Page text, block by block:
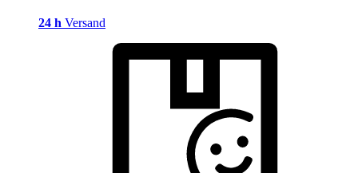
24 h Versand